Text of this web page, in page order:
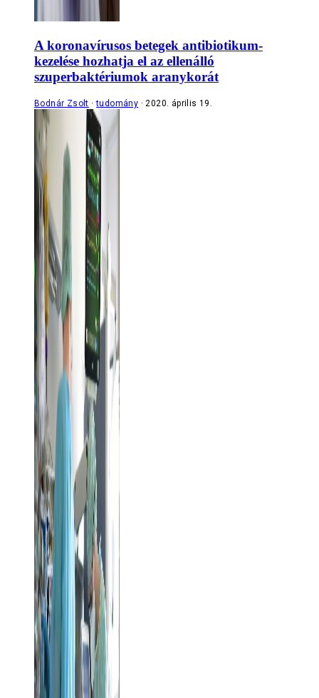
A koronavírusos betegek antibiotikum-
kezelése hozhatja el az ellenálló
szuperbaktériumok aranykorát
Bodnár Zsolt tudomány 2020. április 19.